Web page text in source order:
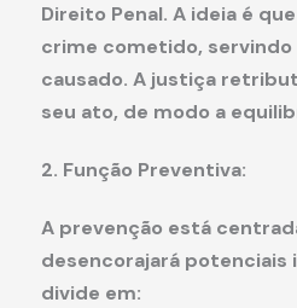
Direito Penal. A ideia é
crime cometido, servindo
causado. A justiça
seu ato, de modo a
2. Função Preventiva:
A prevenção está
desencorajará
divide em: